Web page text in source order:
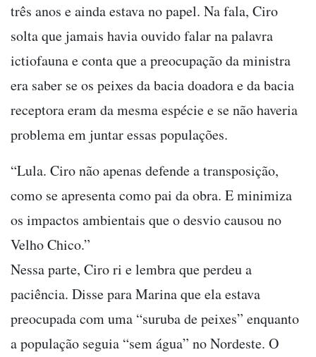
três anos e ainda estava no papel. Na fala, Ciro
solta que jamais havia ouvido falar na palavra
ictiofauna e conta que a preocupação da ministra
era saber se os peixes da bacia doadora e da bacia
receptora eram da mesma espécie e se não haveria
problema em juntar essas populações.
“Lula. Ciro não apenas defende a transposição,
como se apresenta como pai da obra. E minimiza
os impactos ambientais que o desvio causou no
Velho Chico.”
Nessa parte, Ciro ri e lembra que perdeu a
paciência. Disse para Marina que ela estava
preocupada com uma “suruba de peixes” enquanto
a população seguia “sem água” no Nordeste. O